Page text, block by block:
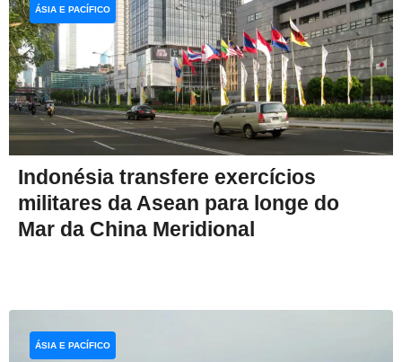
Indonésia transfere exercícios
militares da Asean para longe do
Mar da China Meridional
ÁSIA E PACÍFICO
ÁSIA E PACÍFICO